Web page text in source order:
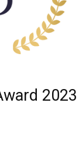
2023